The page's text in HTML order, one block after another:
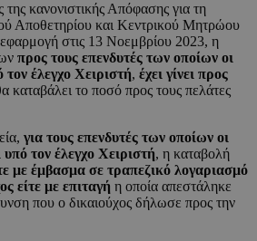
κανονιστικής Απόφασης για τη
Αποθετηρίου και Κεντρικού Μητρώου
στις 13 Νοεμβρίου 2023, η
προς τους επενδυτές των οποίων οι
τον έλεγχο Χειριστή, έχει γίνει προς
καταβάλει το ποσό προς τους πελάτες
για τους επενδυτές των οποίων οι
υπό τον έλεγχο Χειριστή, η καταβολή
με έμβασμα σε τραπεζικό λογαριασμό
είτε με επιταγή η οποία απεστάληκε
που ο δικαιούχος δήλωσε προς την